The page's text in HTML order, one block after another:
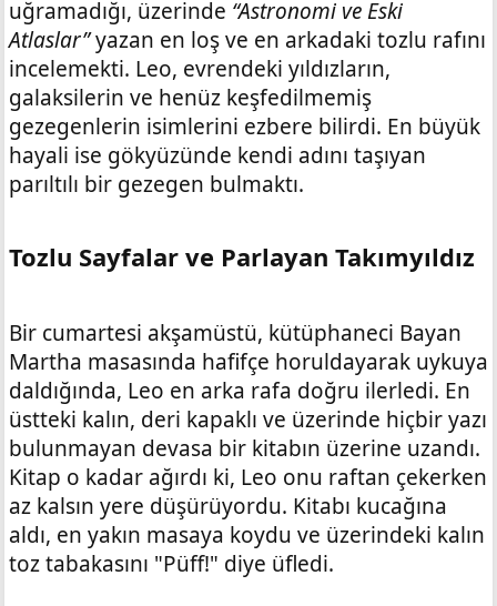
uğramadığı, üzerinde “Astronomi ve Eski
Atlaslar”yazan en loş ve en arkadaki tozlu rafını
incelemekti. Leo, evrendeki yıldızların,
galaksilerin ve henüz keşfedilmemiş
gezegenlerin isimlerini ezbere bilirdi. En büyük
hayali ise gökyüzünde kendi adını taşıyan
parıltılı bir gezegen bulmaktı.
Tozlu Sayfalar ve Parlayan Takımyıldız​
Bir cumartesi akşamüstü, kütüphaneci Bayan
Martha masasında hafifçe horuldayarak uykuya
daldığında, Leo en arka rafa doğru ilerledi. En
üstteki kalın, deri kapaklı ve üzerinde hiçbir yazı
bulunmayan devasa bir kitabın üzerine uzandı.
Kitap o kadar ağırdı ki, Leo onu raftan çekerken
az kalsın yere düşürüyordu. Kitabı kucağına
aldı, en yakın masaya koydu ve üzerindeki kalın
toz tabakasını "Püff!" diye üfledi.